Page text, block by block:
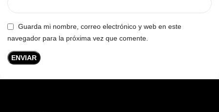
Guarda mi nombre, correo electrónico y web en este
navegador para la próxima vez que comente.